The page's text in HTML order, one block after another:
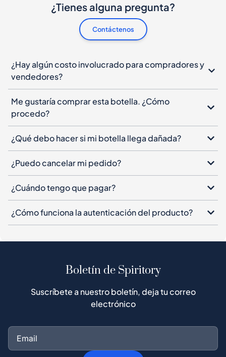
¿Tienes alguna pregunta?
Contáctenos
¿Hay algún costo involucrado para compradores y
vendedores?
Me gustaría comprar esta botella. ¿Cómo
procedo?
¿Qué debo hacer si mi botella llega dañada?
¿Puedo cancelar mi pedido?
¿Cuándo tengo que pagar?
¿Cómo funciona la autenticación del producto?
Boletín de Spiritory
Suscríbete a nuestro boletín, deja tu correo
electrónico